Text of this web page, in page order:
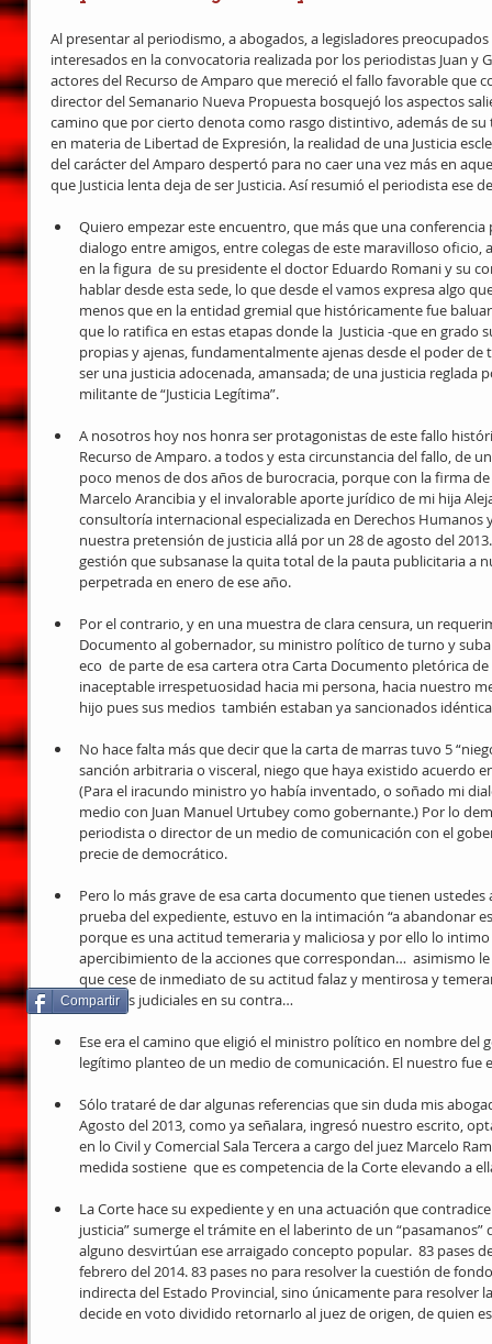
Al presentar al periodismo, a abogados, a legisladores
interesados en la convocatoria realizada por los periodistas Juan y
actores del Recurso de Amparo que mereció el fallo favorable que
director del Semanario Nueva Propuesta bosquejó los aspectos
camino que por cierto denota como rasgo distintivo, además de
en materia de Libertad de Expresión, la realidad de una Justicia
del carácter del Amparo despertó para no caer una vez más en
que Justicia lenta deja de ser Justicia. Así resumió el periodista ese
Quiero empezar este encuentro, que más que una
dialogo entre amigos, entre colegas de este maravilloso oficio,
en la figura  de su presidente el doctor Eduardo Romani y su
hablar desde esta sede, lo que desde el vamos expresa algo
menos que en la entidad gremial que históricamente fue
que lo ratifica en estas etapas donde la  Justicia -que en
propias y ajenas, fundamentalmente ajenas desde el poder
ser una justicia adocenada, amansada; de una justicia
militante de “Justicia Legítima”.
A nosotros hoy nos honra ser protagonistas de este fallo
Recurso de Amparo. a todos y esta circunstancia del fallo, de
poco menos de dos años de burocracia, porque con la firma
Marcelo Arancibia y el invalorable aporte jurídico de mi hija
consultoría internacional especializada en Derechos
nuestra pretensión de justicia allá por un 28 de agosto del
gestión que subsanase la quita total de la pauta publicitaria a
perpetrada en enero de ese año.
Por el contrario, y en una muestra de clara censura, un
Documento al gobernador, su ministro político de turno y
eco  de parte de esa cartera otra Carta Documento pletórica
inaceptable irrespetuosidad hacia mi persona, hacia nuestro
hijo pues sus medios  también estaban ya sancionados
No hace falta más que decir que la carta de marras tuvo 5
sanción arbitraria o visceral, niego que haya existido acuerdo
(Para el iracundo ministro yo había inventado, o soñado mi
medio con Juan Manuel Urtubey como gobernante.) Por lo
periodista o director de un medio de comunicación con el
precie de democrático.
Pero lo más grave de esa carta documento que tienen
prueba del expediente, estuvo en la intimación “a abandonar
porque es una actitud temeraria y maliciosa y por ello lo
apercibimiento de la acciones que correspondan…  asimismo
que cese de inmediato de su actitud falaz y mentirosa y
acciones judiciales en su contra…
Ese era el camino que eligió el ministro político en nombre
legítimo planteo de un medio de comunicación. El nuestro fue
Sólo trataré de dar algunas referencias que sin duda mis
Agosto del 2013, como ya señalara, ingresó nuestro escrito,
en lo Civil y Comercial Sala Tercera a cargo del juez Marcelo
medida sostiene  que es competencia de la Corte elevando a
La Corte hace su expediente y en una actuación que
justicia” sumerge el trámite en el laberinto de un
alguno desvirtúan ese arraigado concepto popular.  83 pases
febrero del 2014. 83 pases no para resolver la cuestión de
indirecta del Estado Provincial, sino únicamente para resolver
decide en voto dividido retornarlo al juez de origen, de quien
Compartir